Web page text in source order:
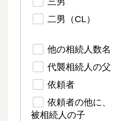
二男（CL）
他の相続人数名
代襲相続人の父
依頼者
依頼者の他に、
被相続人の子